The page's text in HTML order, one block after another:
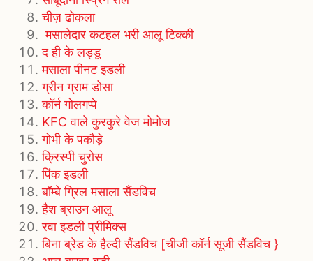
चीज़ ढोकला
मसालेदार कटहल भरी आलू टिक्की
द ही के लड्डू
मसाला पीनट इडली
ग्रीन ग्राम डोसा
कॉर्न गोलगप्पे
KFC वाले कुरकुरे वेज मोमोज
गोभी के पकौड़े
क्रिस्पी चुरोस
पिंक इडली
बॉम्बे ग्रिल मसाला सैंडविच
हैश ब्राउन आलू
रवा इडली प्रीमिक्स
बिना ब्रेड के हैल्दी सैंडविच [चीजी कॉर्न सूजी सैंडविच }